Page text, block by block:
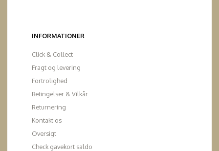
INFORMATIONER
Click & Collect
Fragt og levering
Fortrolighed
Betingelser & Vilkår
Returnering
Kontakt os
Oversigt
Check gavekort saldo